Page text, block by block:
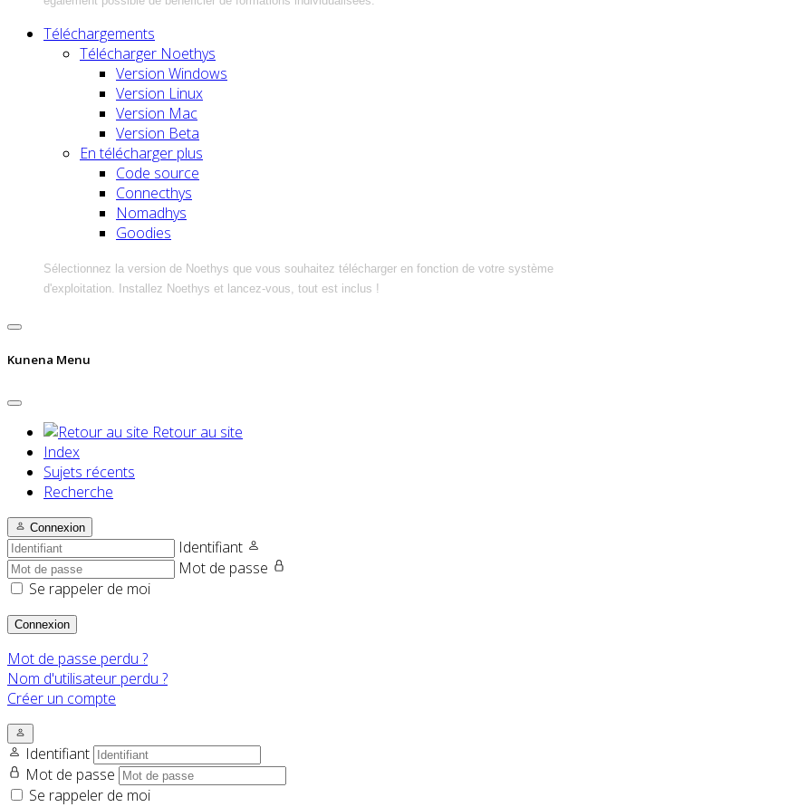
Téléchargements
Télécharger Noethys
Version Windows
Version Linux
Version Mac
Version Beta
En télécharger plus
Code source
Connecthys
Nomadhys
Goodies
Sélectionnez la version de Noethys que vous souhaitez télécharger en fonction de votre système
d'exploitation. Installez Noethys et lancez-vous, tout est inclus !
Kunena Menu
Retour au site
Index
Sujets récents
Recherche
Connexion
Identifiant
Mot de passe
Se rappeler de moi
Connexion
Mot de passe perdu ?
Nom d'utilisateur perdu ?
Créer un compte
Identifiant
Mot de passe
Se rappeler de moi